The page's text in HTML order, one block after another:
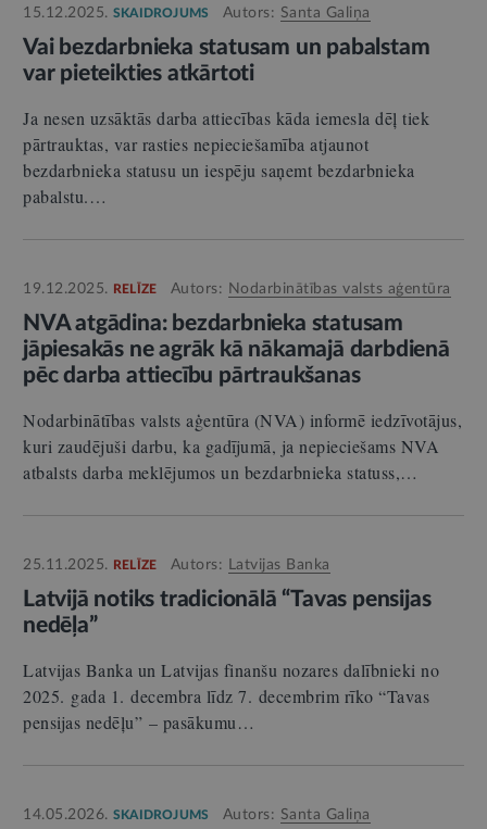
15.12.2025. SKAIDROJUMS Autors: Santa Galiņa
Vai bezdarbnieka statusam un pabalstam
var pieteikties atkārtoti
Ja nesen uzsāktās darba attiecības kāda iemesla dēļ tiek
pārtrauktas, var rasties nepieciešamība atjaunot
bezdarbnieka statusu un iespēju saņemt bezdarbnieka
pabalstu.…
19.12.2025. RELĪZE Autors: Nodarbinātības valsts aģentūra
NVA atgādina: bezdarbnieka statusam
jāpiesakās ne agrāk kā nākamajā darbdienā
pēc darba attiecību pārtraukšanas
Nodarbinātības valsts aģentūra (NVA) informē iedzīvotājus,
kuri zaudējuši darbu, ka gadījumā, ja nepieciešams NVA
atbalsts darba meklējumos un bezdarbnieka statuss,…
25.11.2025. RELĪZE Autors: Latvijas Banka
Latvijā notiks tradicionālā “Tavas pensijas
nedēļa”
Latvijas Banka un Latvijas finanšu nozares dalībnieki no
2025. gada 1. decembra līdz 7. decembrim rīko “Tavas
pensijas nedēļu” – pasākumu…
14.05.2026. SKAIDROJUMS Autors: Santa Galiņa